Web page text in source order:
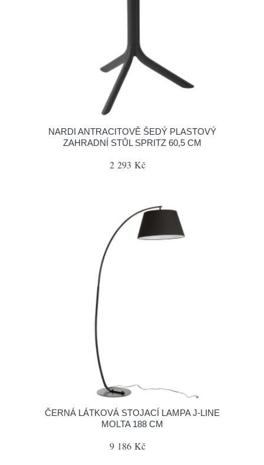
NARDI ANTRACITOVĚ ŠEDÝ PLASTOVÝ
ZAHRADNÍ STŮL SPRITZ 60,5 CM
2 293 Kč
ČERNÁ LÁTKOVÁ STOJACÍ LAMPA J-LINE
MOLTA 188 CM
9 186 Kč